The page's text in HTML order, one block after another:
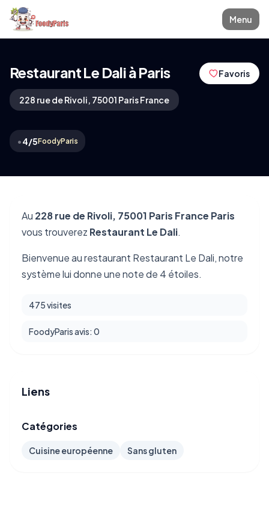
Menu
Restaurant Le Dali à Paris
228 rue de Rivoli, 75001 Paris France
•4/5FoodyParis
Favoris
Au 228 rue de Rivoli, 75001 Paris France Paris
vous trouverez Restaurant Le Dali.
Bienvenue au restaurant Restaurant Le Dali, notre
système lui donne une note de 4 étoiles.
475 visites
FoodyParis avis: 0
Liens
Catégories
Cuisine européenne Sans gluten